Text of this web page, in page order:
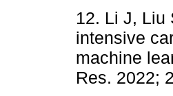
12. Li J, Liu
intensive
machine
Res. 2022;